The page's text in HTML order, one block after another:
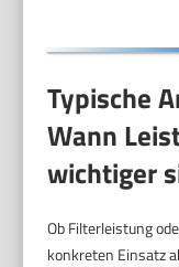
Typische
Wann
wichtiger
Ob Filterleistung
konkreten Einsatz